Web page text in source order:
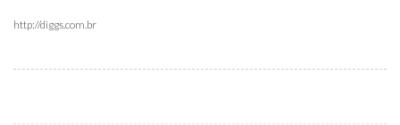
http://diggs.com.br